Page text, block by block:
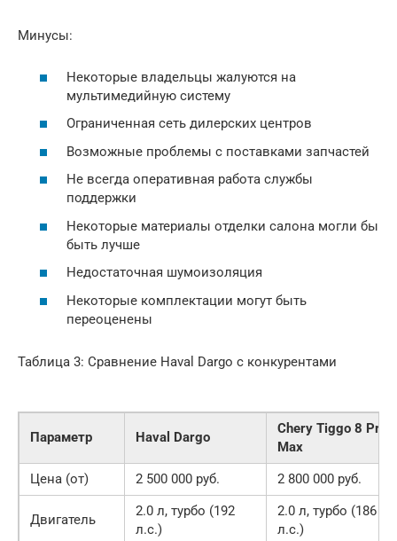
Минусы:
Некоторые владельцы жалуются на
мультимедийную систему
Ограниченная сеть дилерских центров
Возможные проблемы с поставками запчастей
Не всегда оперативная работа службы
поддержки
Некоторые материалы отделки салона могли бы
быть лучше
Недостаточная шумоизоляция
Некоторые комплектации могут быть
переоценены
Таблица 3: Сравнение Haval Dargo с конкурентами
Параметр Haval Dargo
Chery Tiggo 8 Pro
Max
Цена (от)
2 500 000 руб. 2 800 000 руб.
Двигатель
2.0 л, турбо (192
л.с.)
2.0 л, турбо (186
л.с.)